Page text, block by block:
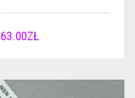
63.00ZŁ